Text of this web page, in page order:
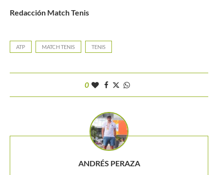
Redacción Match Tenis
ATP MATCH TENIS TENIS
0
ANDRÉS PERAZA